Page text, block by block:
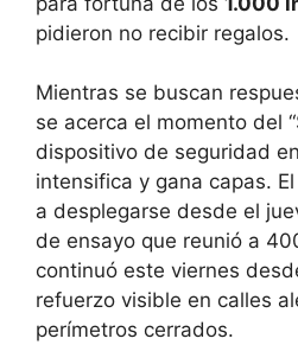
pidieron no recibir regalos.
Mientras se buscan
se acerca el momento del
dispositivo de seguridad
intensifica y gana capas.
a desplegarse desde el
de ensayo que reunió a
continuó este viernes
refuerzo visible en calles
perímetros cerrados.